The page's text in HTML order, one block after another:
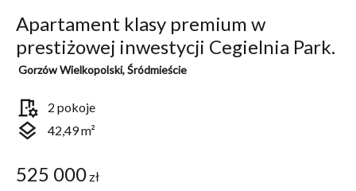
Apartament klasy premium w
prestiżowej inwestycji Cegielnia Park.
Gorzów Wielkopolski, Śródmieście
room_preferences 2 pokoje
layers 42,49 m²
525 000 zł